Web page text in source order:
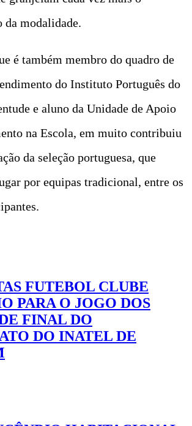
da modalidade.
é também membro do quadro de
do Instituto Português do
e aluno da Unidade de Apoio
na Escola, em muito contribuiu
da seleção portuguesa, que
por equipas tradicional, entre os
FUTEBOL CLUBE
PARA O JOGO DOS
FINAL DO
DO INATEL DE